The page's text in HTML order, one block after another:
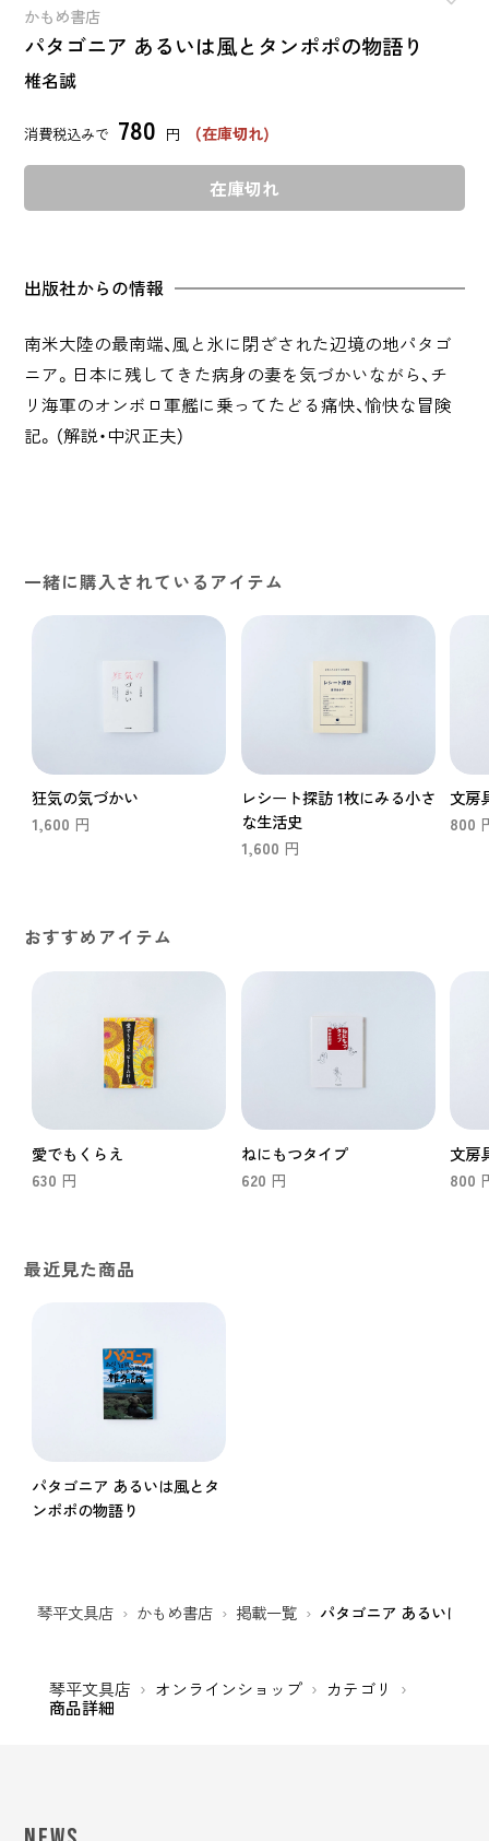
かもめ書店
パタゴニア あるいは風とタンポポの物語り
椎名誠
消費税込みで 780 円 （在庫切れ)
在庫切れ
出版社からの情報
南米大陸の最南端、風と氷に閉ざされた辺境の地パタゴ
ニア。日本に残してきた病身の妻を気づかいながら、チ
リ海軍のオンボロ軍艦に乗ってたどる痛快、愉快な冒険
記。（解説・中沢正夫）
一緒に購入されているアイテム
狂気の気づかい
1,600 円
レシート探訪 1枚にみる小さ
な生活史
1,600 円
文房
800
おすすめアイテム
愛でもくらえ
630 円
ねにもつタイプ
620 円
文房
800
最近見た商品
パタゴニア あるいは風とタ
ンポポの物語り
琴平文具店 かもめ書店 掲載一覧 パタゴニア あるいは風
琴平文具店 オンラインショップ
カテゴリ
商品詳細